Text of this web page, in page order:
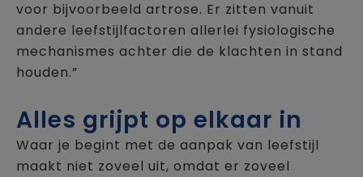
voor bijvoorbeeld artrose. Er zitten vanuit
andere leefstijlfactoren allerlei fysiologische
mechanismes achter die de klachten in stand
houden.”
Alles grijpt op elkaar in
Waar je begint met de aanpak van leefstijl
maakt niet zoveel uit, omdat er zoveel